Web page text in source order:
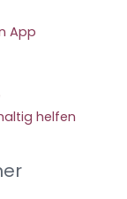
App
helfen